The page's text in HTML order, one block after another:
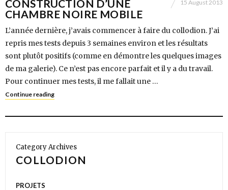
CONSTRUCTION D’UNE
CHAMBRE NOIRE MOBILE
15 August 2013
L’année dernière, j’avais commencer à faire du collodion. J’ai
repris mes tests depuis 3 semaines environ et les résultats
sont plutôt positifs (comme en démontre les quelques images
de ma galerie). Ce n’est pas encore parfait et il y a du travail.
Pour continuer mes tests, il me fallait une …
Continue reading
Category Archives
COLLODION
PROJETS